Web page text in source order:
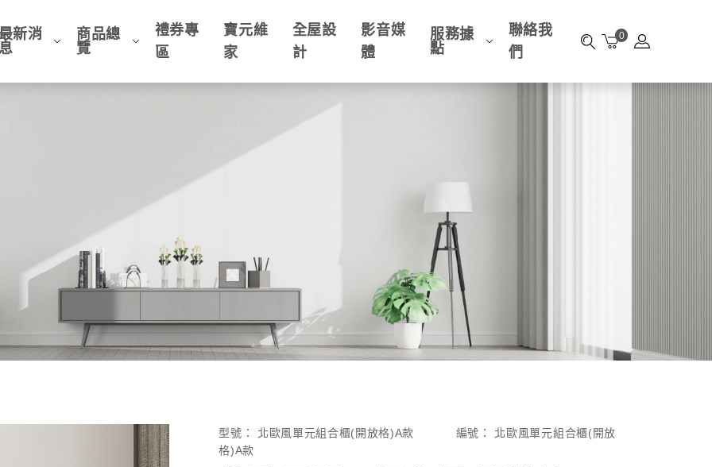
新消
商品總
覽
禮券專
區
寶元維
家
全屋設
計
影音媒
體
服務據
點
聯絡我
們
0
型號： 北歐風單元組合櫃(開放格)A款 編號： 北歐風單元組合櫃(開放
格)A款